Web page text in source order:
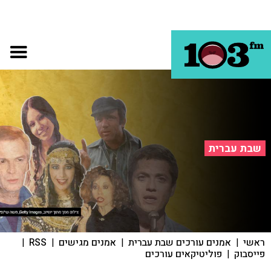
שבת עברית
ראשי | אמנים עורכים שבת עברית | אמנים מגישים |
RSS
|
פייסבוק | פוליטיקאים עורכים